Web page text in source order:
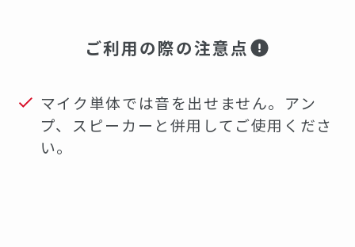
ご利用の際の注意点
マイク単体では音を出せません。アン
プ、スピーカーと併用してご使用くださ
い。